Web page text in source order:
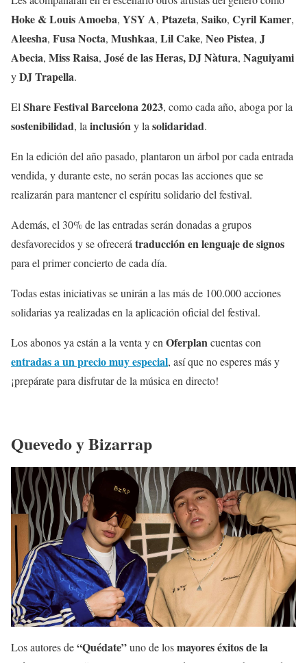
Hoke & Louis Amoeba, YSY A, Ptazeta, Saiko, Cyril Kamer,
Aleesha, Fusa Nocta, Mushkaa, Lil Cake, Neo Pistea, J
Abecia, Miss Raisa, José de las Heras,DJ Nàtura, Naguiyami
yDJ Trapella.
El Share Festival Barcelona 2023, como cada año, aboga por la
sostenibilidad, la inclusióny la solidaridad.
En la edición del año pasado, plantaron un árbol por cada entrada
vendida, y durante este, no serán pocas las acciones que se
realizarán para mantener el espíritu solidario del festival.
Además, el 30% de las entradas serán donadas a grupos
desfavorecidos y se ofrecerá traducción en lenguaje de signos
para el primer concierto de cada día.
Todas estas iniciativas se unirán a las más de 100.000 acciones
solidarias ya realizadas en la aplicación oficial del festival.
Los abonos ya están a la venta y en Oferplancuentas con
entradas a un precio muy especial, así que no esperes más y
¡prepárate para disfrutar de la música en directo!
Quevedo y Bizarrap
Los autores de“Quédate”uno de losmayores éxitos de la